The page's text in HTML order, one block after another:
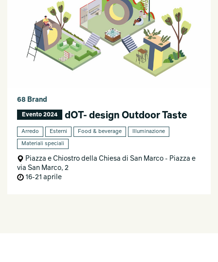
68 Brand
Evento 2024 dOT- design Outdoor Taste
Arredo Esterni Food & beverage Illuminazione
Materiali speciali
Piazza e Chiostro della Chiesa di San Marco - Piazza e
via San Marco, 2
16-21 aprile